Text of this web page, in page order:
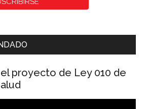
proyecto de Ley 010 de